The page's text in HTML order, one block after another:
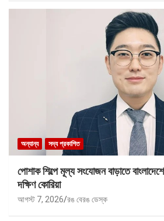
অন্যান্য সদ্য প্রকাশিত
পোশাক শিল্পে মূল্য সংযোজন বাড়াতে
দক্ষিণ কোরিয়া
আগস্ট 7, 2026 রঙ বেরঙ ডেস্ক